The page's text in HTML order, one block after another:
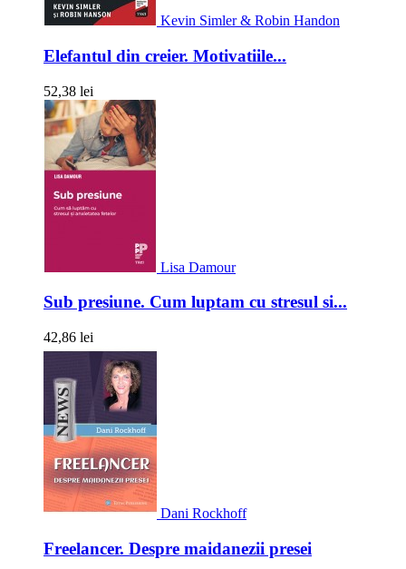
Kevin Simler & Robin Handon
Elefantul din creier. Motivatiile...
52,38 lei
Lisa Damour
Sub presiune. Cum luptam cu stresul si...
42,86 lei
Dani Rockhoff
Freelancer. Despre maidanezii presei